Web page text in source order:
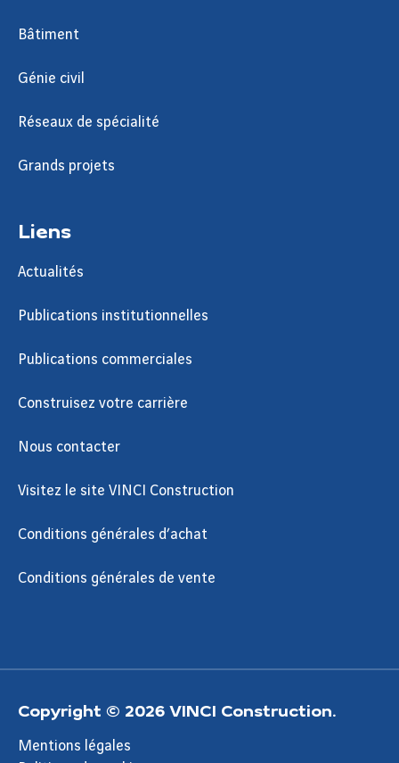
Bâtiment
Génie civil
Réseaux de spécialité
Grands projets
Liens
Actualités
Publications institutionnelles
Publications commerciales
Construisez votre carrière
Nous contacter
Visitez le site VINCI Construction
Conditions générales d’achat
Conditions générales de vente
Copyright © 2026 VINCI Construction.
Mentions légales